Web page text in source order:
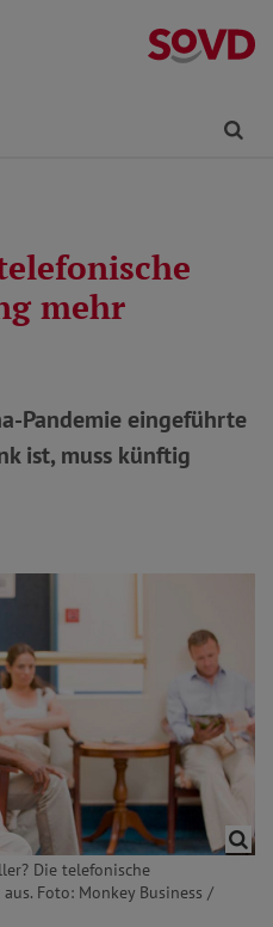
mehr
Pandemie eingeführte
ist, muss künftig
Die telefonische
Foto: Monkey Business /